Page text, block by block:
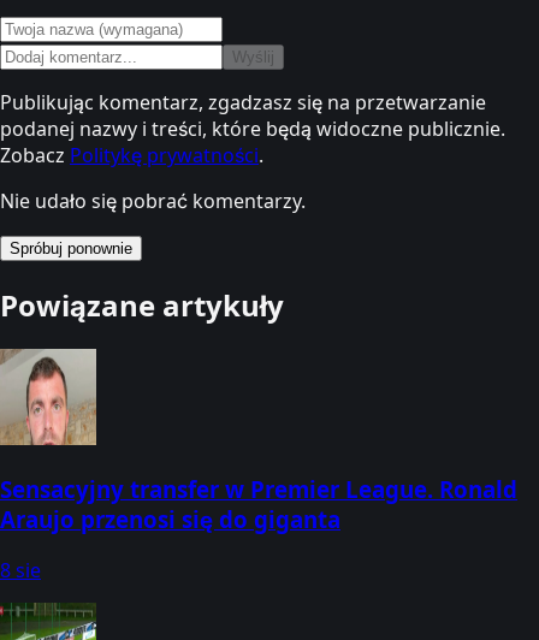
Wyślij
Publikując komentarz, zgadzasz się na przetwarzanie
podanej nazwy i treści, które będą widoczne publicznie.
Zobacz Politykę prywatności.
Nie udało się pobrać komentarzy.
Spróbuj ponownie
Powiązane artykuły
Sensacyjny transfer w Premier League. Ronald
Araujo przenosi się do giganta
8 sie